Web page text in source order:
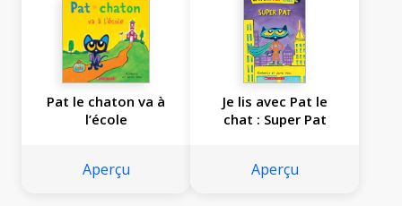
Pat le chaton va à
l’école
Aperçu
Je lis avec Pat le
chat : Super Pat
Aperçu